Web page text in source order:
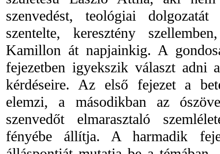
szenvedést, teológiai
szentelte, keresztény
Kamillon át napjainkig. A
fejezetben igyekszik választ adni
kérdéseire. Az első fejezet a
elemzi, a másodikban az
szenvedőt elmarasztaló
fényébe állítja. A harmadik